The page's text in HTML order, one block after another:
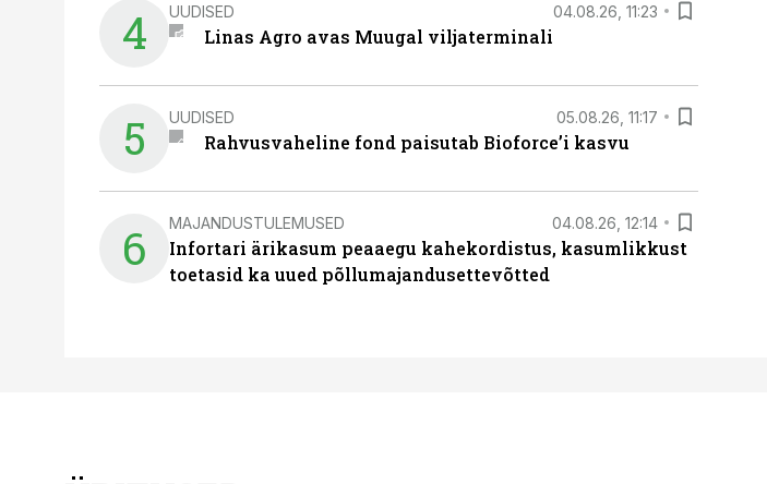
4 UUDISED 04.08.26, 11:23
Linas Agro avas Muugal viljaterminali
5 UUDISED 05.08.26, 11:17
Rahvusvaheline fond paisutab Bioforce’i kasvu
6 MAJANDUSTULEMUSED 04.08.26, 12:14
Infortari ärikasum peaaegu kahekordistus, kasumlikkust
toetasid ka uued põllumajandusettevõtted